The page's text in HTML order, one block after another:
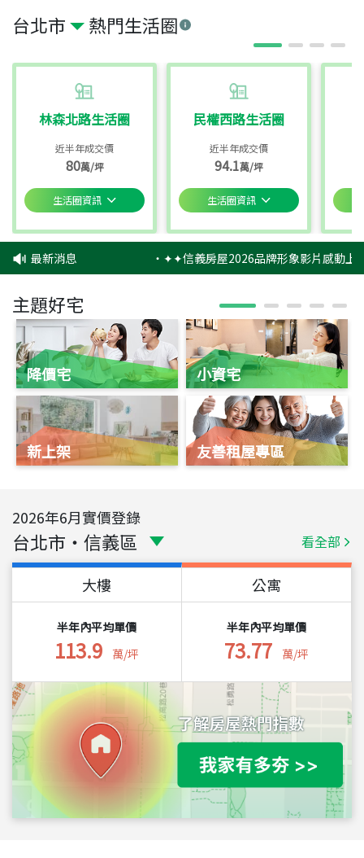
台北市 熱門生活圈
林森北路生活圈
近半年成交價
80萬/坪
生活圈資訊
民權西路生活圈
近半年成交價
94.1萬/坪
生活圈資訊
最新消息 ‧✦✦信義房屋2026品牌形象影片感動上
主題好宅
降價宅
新上架
小資宅
友善租屋專區
2026年6月實價登錄
台北市 ・ 信義區 看全部
大樓
半年內平均單價
113.9 萬/坪
公寓
半年內平均單價
73.77 萬/坪